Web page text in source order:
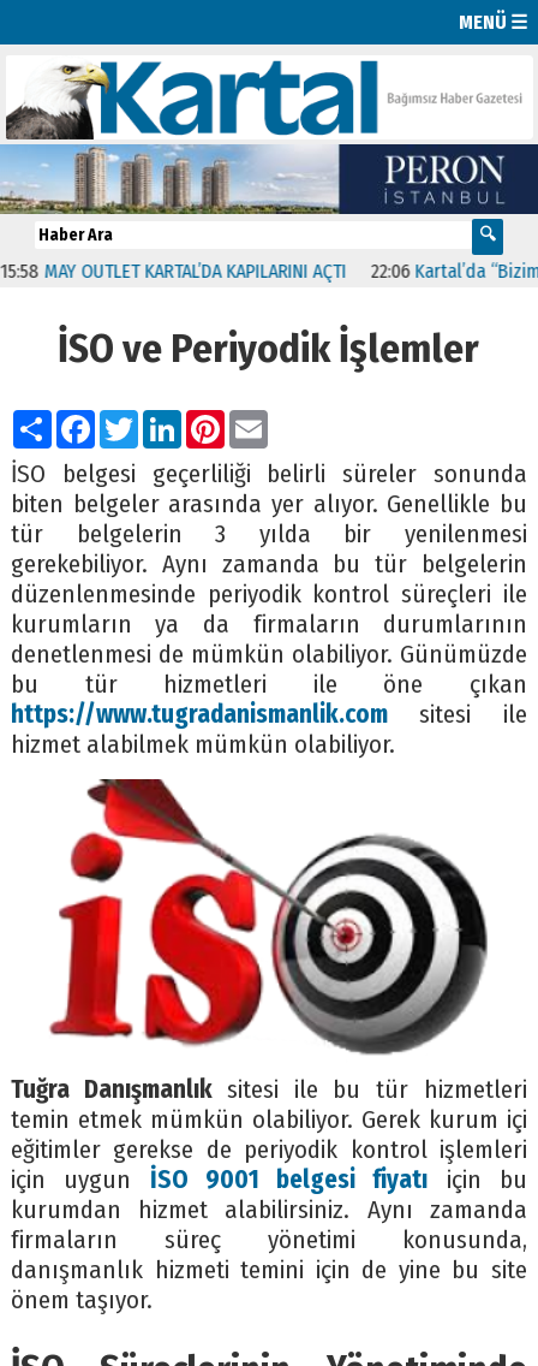
MENÜ ☰
MAY OUTLET KARTAL’DA KAPILARINI AÇTI 22:06 Kartal’da “Bizim
İSO ve Periyodik İşlemler
PaylaşFacebook
TwitterLinkedIn
Pinterest
Email
İSO belgesi geçerliliği belirli süreler sonunda
biten belgeler arasında yer alıyor. Genellikle bu
tür belgelerin 3 yılda bir yenilenmesi
gerekebiliyor. Aynı zamanda bu tür belgelerin
düzenlenmesinde periyodik kontrol süreçleri ile
kurumların ya da firmaların durumlarının
denetlenmesi de mümkün olabiliyor. Günümüzde
bu tür hizmetleri ile öne çıkan
https://www.tugradanismanlik.comsitesi ile
hizmet alabilmek mümkün olabiliyor.
Tuğra Danışmanlık sitesi ile bu tür hizmetleri
temin etmek mümkün olabiliyor. Gerek kurum içi
eğitimler gerekse de periyodik kontrol işlemleri
için uygun İSO 9001 belgesi fiyatı için bu
kurumdan hizmet alabilirsiniz. Aynı zamanda
firmaların süreç yönetimi konusunda,
danışmanlık hizmeti temini için de yine bu site
önem taşıyor.